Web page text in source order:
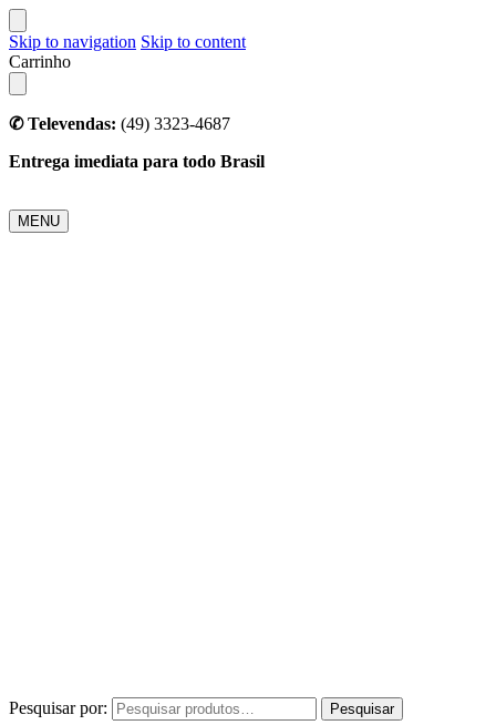
Skip to navigation Skip to content
Carrinho
✆ Televendas: (49) 3323-4687
Entrega imediata para todo Brasil
MENU
Pesquisar por: Pesquisar